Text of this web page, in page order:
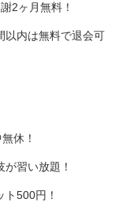
2ヶ月無料！
以内は無料で退会可
休！
習い放題！
500円！